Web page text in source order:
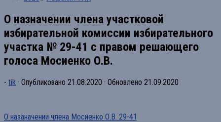
О назначении члена участковой
избирательной комиссии избирательного
участка № 29-41 с правом решающего
голоса Мосиенко О.В.
- tik · Опубликовано 21.08.2020 · Обновлено 21.09.2020
О назаначении члена Мосиенко О.В. 29-41